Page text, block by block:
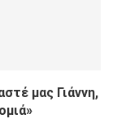
μας Γιάννη,